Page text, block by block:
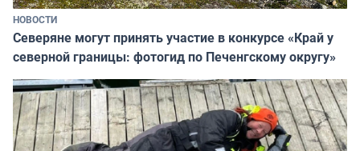
НОВОСТИ
Северяне могут принять участие в конкурсе «Край у
северной границы: фотогид по Печенгскому округу»